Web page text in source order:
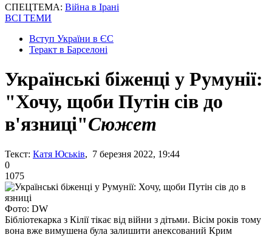
СПЕЦТЕМА: Війна в Ірані
ВСІ ТЕМИ
Вступ України в ЄС
Теракт в Барселоні
Українські біженці у Румунії:
"Хочу, щоби Путін сів до
в'язниці"Сюжет
Текст: Катя Юськів, 7 березня 2022, 19:44
0
1075
Фото: DW
Бібліотекарка з Кілії тікає від війни з дітьми. Вісім років тому
вона вже вимушена була залишити анексований Крим